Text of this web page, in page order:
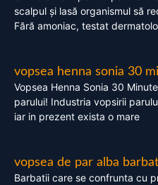
scalpul și lasă organismul să
Fără amoniac, testat
vopsea henna sonia 30
Vopsea Henna Sonia 30
parului! Industria vopsirii
iar in prezent exista o mare
vopsea de par alba
Barbatii care se confrunta cu